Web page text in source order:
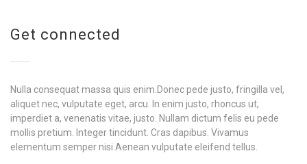
Get connected
Nulla consequat massa quis enim.Donec pede justo, fringilla vel,
aliquet nec, vulputate eget, arcu. In enim justo, rhoncus ut,
imperdiet a, venenatis vitae, justo. Nullam dictum felis eu pede
mollis pretium. Integer tincidunt. Cras dapibus. Vivamus
elementum semper nisi.Aenean vulputate eleifend tellus.